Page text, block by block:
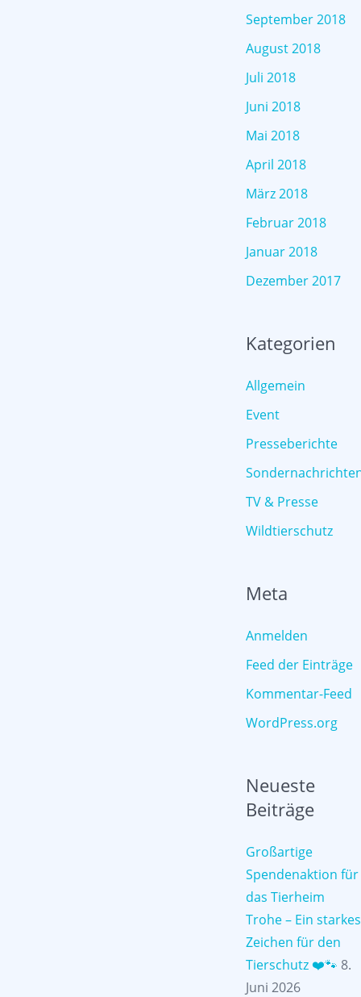
September 2018
August 2018
Juli 2018
Juni 2018
Mai 2018
April 2018
März 2018
Februar 2018
Januar 2018
Dezember 2017
Kategorien
Allgemein
Event
Presseberichte
TV & Presse
Wildtierschutz
Meta
Anmelden
Feed der Einträge
Kommentar-Feed
WordPress.org
Neueste
Beiträge
Großartige
Spendenaktion für
das Tierheim
Trohe – Ein starkes
Zeichen für den
Tierschutz ❤️🐾 8.
Juni 2026